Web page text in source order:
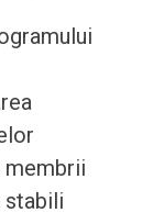
membrii
stabili